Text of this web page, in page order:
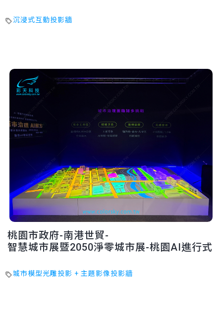
沉浸式互動投影牆
桃園市政府-南港世貿-
智慧城市展暨2050淨零城市展-桃園AI進行式
城市模型光雕投影 + 主題影像投影牆